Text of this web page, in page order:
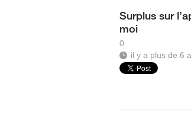
Surplus sur
moi
0
il y a plus de 6